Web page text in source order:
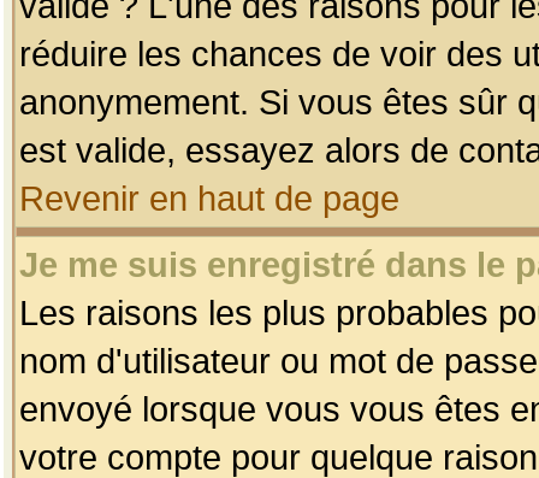
réduire les chances de voir des
anonymement. Si vous êtes sûr
est valide, essayez alors de
Revenir en haut de page
Je me suis enregistré dans le
Les raisons les plus probables
nom d'utilisateur ou mot de
envoyé lorsque vous vous êtes
votre compte pour quelque